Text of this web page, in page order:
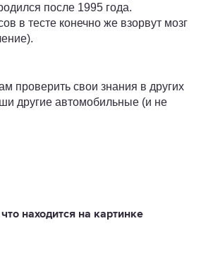
после 1995 года.
в тесте конечно же взорвут мозг
проверить свои знания в других
другие автомобильные (и не
находится на картинке